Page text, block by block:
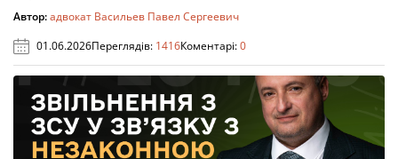
Автор:адвокат Васильев Павел Сергеевич
01.06.2026Переглядів: 1416Коментарі:0